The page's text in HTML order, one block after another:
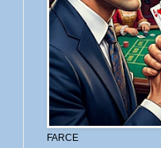
FARCE